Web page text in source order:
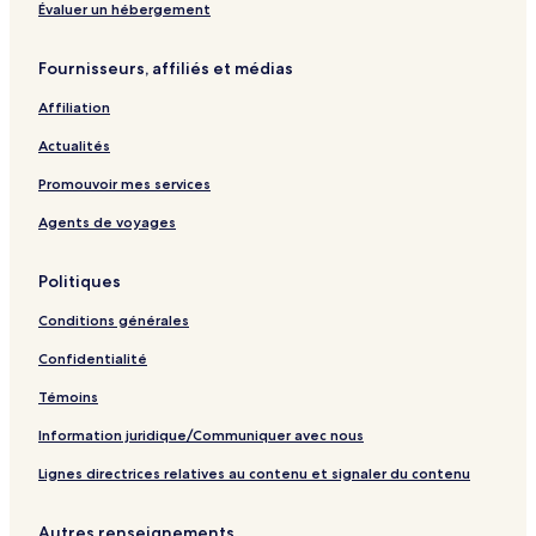
a
g
n
v
a
n
t
l
p
e
e
r
t
a
p
a
g
g
a
g
Évaluer un hébergement
Fournisseurs, affiliés et médias
Affiliation
Actualités
Promouvoir mes services
Agents de voyages
Politiques
Conditions générales
Confidentialité
Témoins
Information juridique/Communiquer avec nous
Lignes directrices relatives au contenu et signaler du contenu